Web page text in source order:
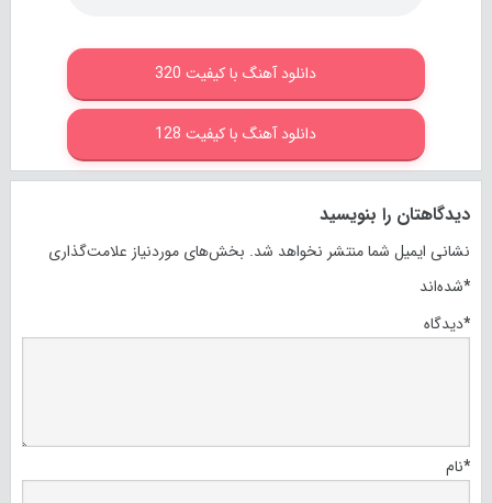
دانلود آهنگ با کیفیت 320
دانلود آهنگ با کیفیت 128
دیدگاهتان را بنویسید
نشانی ایمیل شما منتشر نخواهد شد. بخش‌های موردنیاز علامت‌گذاری
شده‌اند*
دیدگاه*
نام*